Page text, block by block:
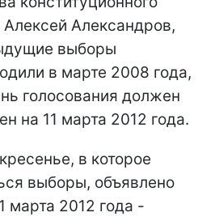
Алексей Александров,
выборы
в марте 2008 года,
голосования должен
на 11 марта 2012 года.
в которое
выборы, объявлено
марта 2012 года -